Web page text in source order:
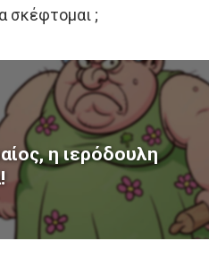
σκέφτομαι ;
η ιερόδουλη